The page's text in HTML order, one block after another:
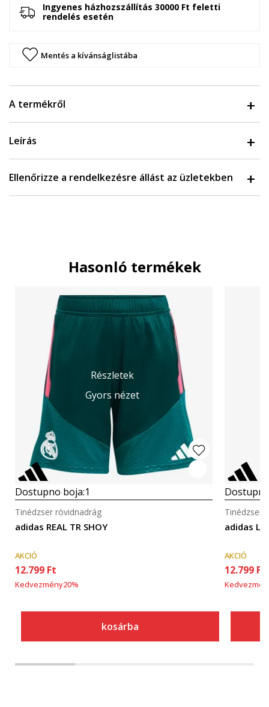
Ingyenes házhozszállítás 30000 Ft feletti
rendelés esetén
Mentés a kívánságlistába
A termékről
Leírás
Ellenőrizze a rendelkezésre állást az üzletekben
Hasonló termékek
Részletek
Gyors nézet
Dostupno boja:1
adidas REAL TR SHOY
Tinédzser rövidnadrág
AKCIÓ
12.799 Ft
Kedvezmény20%
kosárba
adidas
Tinédzser
AKCIÓ
12.799 Ft